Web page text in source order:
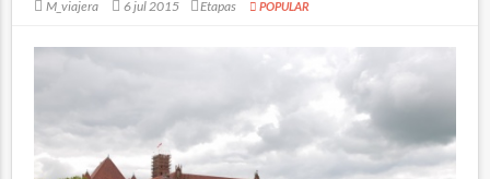
M_viajera 6 jul 2015 Etapas POPULAR